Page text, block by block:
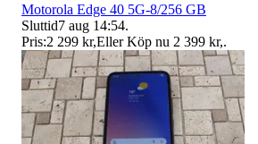
Motorola Edge 40 5G-8/256 GB
Sluttid7 aug 14:54.
Pris:2 299 kr,Eller Köp nu 2 399 kr,.